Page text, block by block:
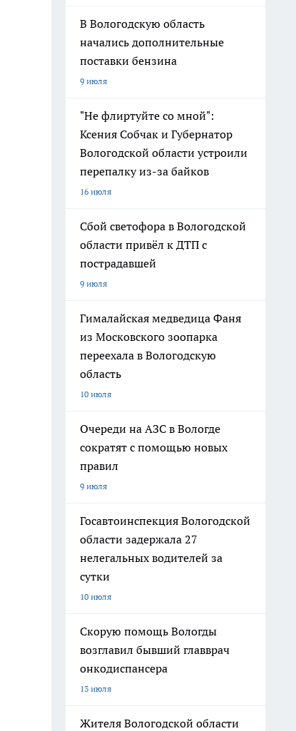
В Вологодскую область
начались дополнительные
поставки бензина
9 июля
"Не флиртуйте со мной":
Ксения Собчак и Губернатор
Вологодской области устроили
перепалку из-за байков
16 июля
Сбой светофора в Вологодской
области привёл к ДТП с
пострадавшей
9 июля
Гималайская медведица Фаня
из Московского зоопарка
переехала в Вологодскую
область
10 июля
Очереди на АЗС в Вологде
сократят с помощью новых
правил
9 июля
Госавтоинспекция Вологодской
области задержала 27
нелегальных водителей за
сутки
10 июля
Скорую помощь Вологды
возглавил бывший главврач
онкодиспансера
13 июля
Жителя Вологодской области